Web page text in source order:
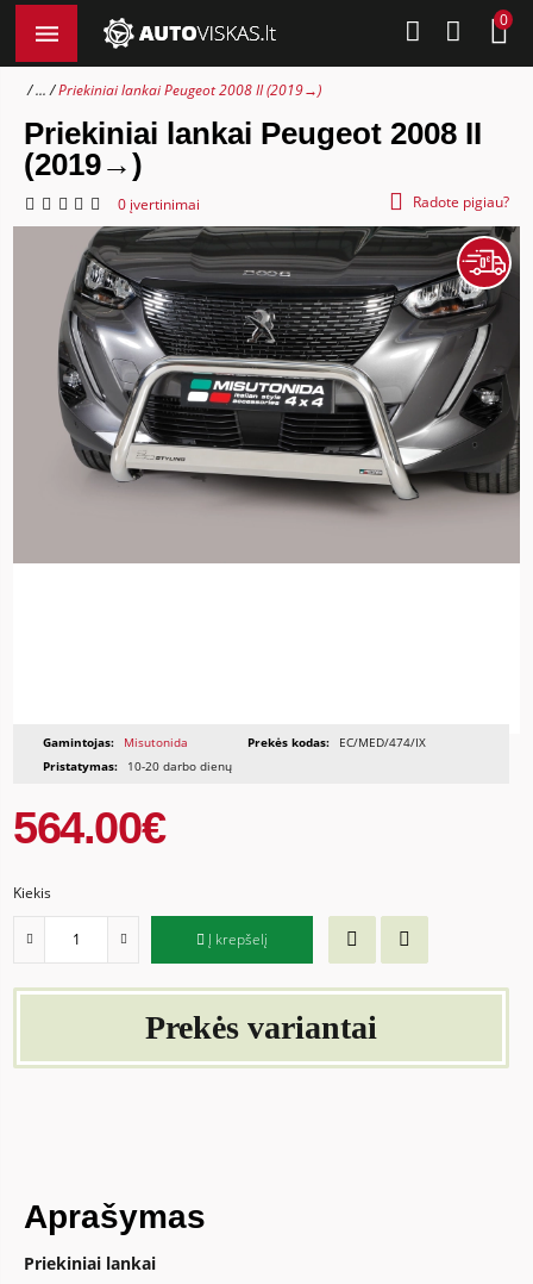
0
... Priekiniai lankai Peugeot 2008 II (2019→)
Priekiniai lankai Peugeot 2008 II
(2019→)
0 įvertinimai Radote pigiau?
Gamintojas: Misutonida Prekės kodas:
EC/MED/474/IX
Pristatymas:
10-20 darbo dienų
564.00€
Kiekis
Į krepšelį
Prekės variantai
Aprašymas
Priekiniai lankai